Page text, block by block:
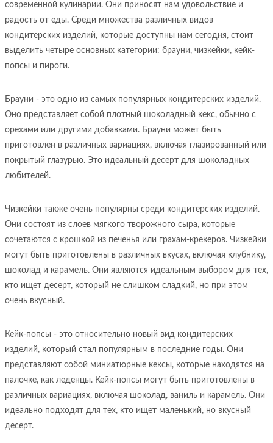
современной кулинарии. Они приносят нам удовольствие и
радость от еды. Среди множества различных видов
кондитерских изделий, которые доступны нам сегодня, стоит
выделить четыре основных категории: брауни, чизкейки, кейк-
попсы и пироги.
Брауни - это одно из самых популярных кондитерских изделий.
Оно представляет собой плотный шоколадный кекс, обычно с
орехами или другими добавками. Брауни может быть
приготовлен в различных вариациях, включая глазированный или
покрытый глазурью. Это идеальный десерт для шоколадных
любителей.
Чизкейки также очень популярны среди кондитерских изделий.
Они состоят из слоев мягкого творожного сыра, которые
сочетаются с крошкой из печенья или грахам-крекеров. Чизкейки
могут быть приготовлены в различных вкусах, включая клубнику,
шоколад и карамель. Они являются идеальным выбором для тех,
кто ищет десерт, который не слишком сладкий, но при этом
очень вкусный.
Кейк-попсы - это относительно новый вид кондитерских
изделий, который стал популярным в последние годы. Они
представляют собой миниатюрные кексы, которые находятся на
палочке, как леденцы. Кейк-попсы могут быть приготовлены в
различных вариациях, включая шоколад, ваниль и карамель. Они
идеально подходят для тех, кто ищет маленький, но вкусный
десерт.